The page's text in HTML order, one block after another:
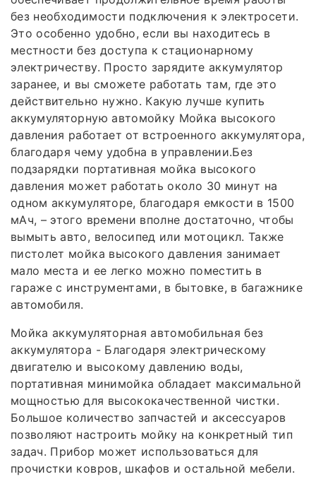
без необходимости подключения к электросети.
Это особенно удобно, если вы находитесь в
местности без доступа к стационарному
электричеству. Просто зарядите аккумулятор
заранее, и вы сможете работать там, где это
действительно нужно. Какую лучше купить
аккумуляторную автомойку Мойка высокого
давления работает от встроенного аккумулятора,
благодаря чему удобна в управлении.Без
подзарядки портативная мойка высокого
давления может работать около 30 минут на
одном аккумуляторе, благодаря емкости в 1500
мАч, – этого времени вполне достаточно, чтобы
вымыть авто, велосипед или мотоцикл. Также
пистолет мойка высокого давления занимает
мало места и ее легко можно поместить в
гараже с инструментами, в бытовке, в багажнике
автомобиля.
Мойка аккумуляторная автомобильная без
аккумулятора - Благодаря электрическому
двигателю и высокому давлению воды,
портативная минимойка обладает максимальной
мощностью для высококачественной чистки.
Большое количество запчастей и аксессуаров
позволяют настроить мойку на конкретный тип
задач. Прибор может использоваться для
прочистки ковров, шкафов и остальной мебели.